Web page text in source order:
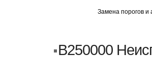
Замена порогов и
B250000